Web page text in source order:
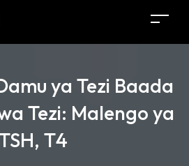
ya Tezi Baada
Tezi: Malengo ya
T4